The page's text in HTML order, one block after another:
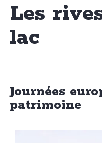
Les
lac
Journées
patrimoine